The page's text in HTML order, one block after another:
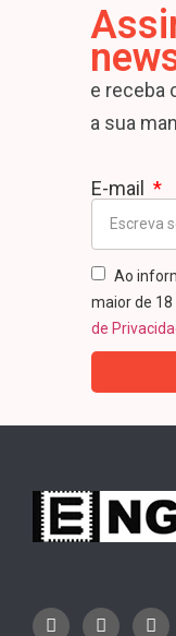
e receba
a sua
E-mail
Ao
maior de 18
de